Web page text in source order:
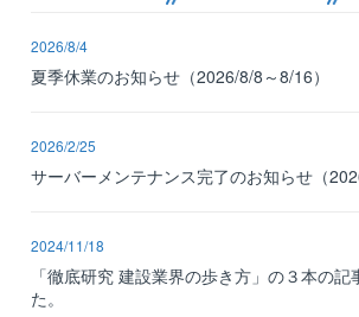
2026/8/4
夏季休業のお知らせ（2026/8/8～8/16）
2026/2/25
サーバーメンテナンス完了のお知らせ（
2024/11/18
「徹底研究 建設業界の歩き方」の３本の記
た。